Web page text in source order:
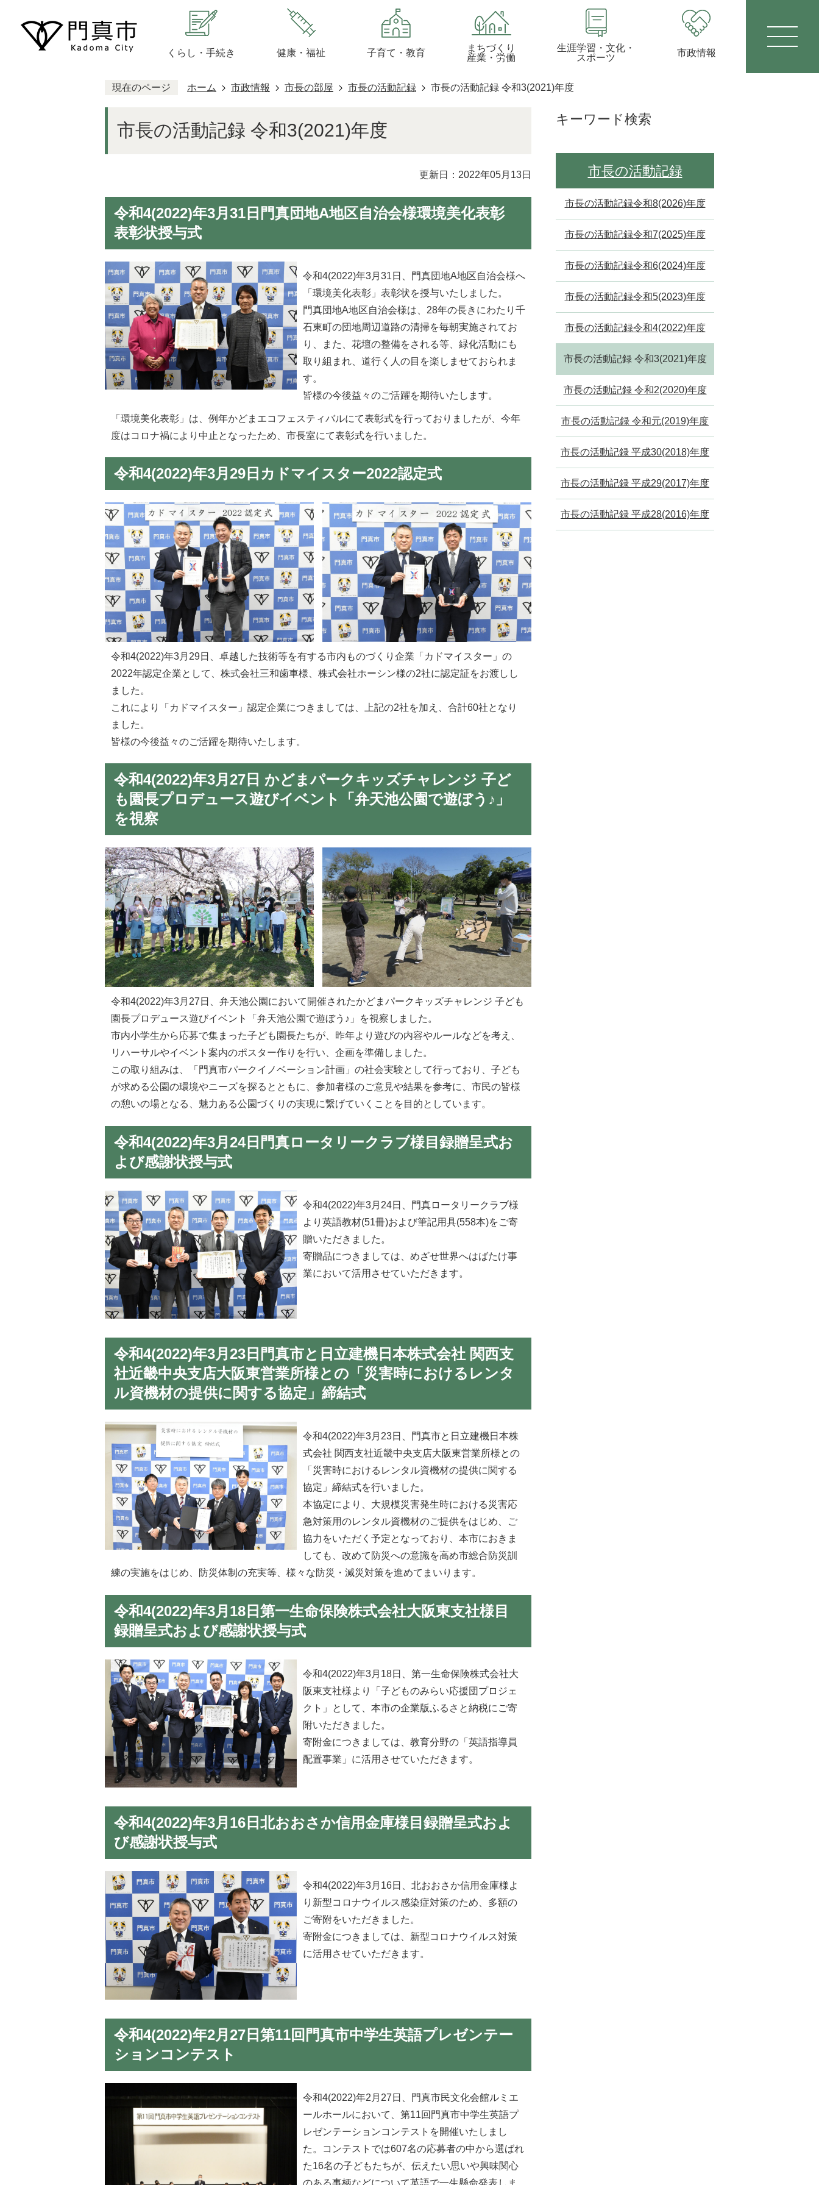
くらし・手続き 健康・福祉 子育て・教育
まちづくり
産業・労働
生涯学習・文化・
スポーツ
市政情報
現在のページ ホーム 市政情報 市長の部屋 市長の活動記録 市長の活動記録 令和3(2021)年度
市長の活動記録 令和3(2021)年度
更新日：2022年05月13日
令和4(2022)年3月31日門真団地A地区自治会様環境美化表彰
表彰状授与式
令和4(2022)年3月31日、門真団地A地区自治会様へ
「環境美化表彰」表彰状を授与いたしました。
門真団地A地区自治会様は、28年の長きにわたり千
石東町の団地周辺道路の清掃を毎朝実施されてお
り、また、花壇の整備をされる等、緑化活動にも
取り組まれ、道行く人の目を楽しませておられま
す。
皆様の今後益々のご活躍を期待いたします。
「環境美化表彰」は、例年かどまエコフェスティバルにて表彰式を行っておりましたが、今年
度はコロナ禍により中止となったため、市長室にて表彰式を行いました。
令和4(2022)年3月29日カドマイスター2022認定式
令和4(2022)年3月29日、卓越した技術等を有する市内ものづくり企業「カドマイスター」の
2022年認定企業として、株式会社三和歯車様、株式会社ホーシン様の2社に認定証をお渡しし
ました。
これにより「カドマイスター」認定企業につきましては、上記の2社を加え、合計60社となり
ました。
皆様の今後益々のご活躍を期待いたします。
令和4(2022)年3月27日 かどまパークキッズチャレンジ 子ど
も園長プロデュース遊びイベント「弁天池公園で遊ぼう♪」
を視察
令和4(2022)年3月27日、弁天池公園において開催されたかどまパークキッズチャレンジ 子ども
園長プロデュース遊びイベント「弁天池公園で遊ぼう♪」を視察しました。
市内小学生から応募で集まった子ども園長たちが、昨年より遊びの内容やルールなどを考え、
リハーサルやイベント案内のポスター作りを行い、企画を準備しました。
この取り組みは、「門真市パークイノベーション計画」の社会実験として行っており、子ども
が求める公園の環境やニーズを探るとともに、参加者様のご意見や結果を参考に、市民の皆様
の憩いの場となる、魅力ある公園づくりの実現に繋げていくことを目的としています。
令和4(2022)年3月24日門真ロータリークラブ様目録贈呈式お
よび感謝状授与式
令和4(2022)年3月24日、門真ロータリークラブ様
より英語教材(51冊)および筆記用具(558本)をご寄
贈いただきました。
寄贈品につきましては、めざせ世界へはばたけ事
業において活用させていただきます。
令和4(2022)年3月23日門真市と日立建機日本株式会社 関西支
社近畿中央支店大阪東営業所様との「災害時におけるレンタ
ル資機材の提供に関する協定」締結式
令和4(2022)年3月23日、門真市と日立建機日本株
式会社 関西支社近畿中央支店大阪東営業所様との
「災害時におけるレンタル資機材の提供に関する
協定」締結式を行いました。
本協定により、大規模災害発生時における災害応
急対策用のレンタル資機材のご提供をはじめ、ご
協力をいただく予定となっており、本市におきま
しても、改めて防災への意識を高め市総合防災訓
練の実施をはじめ、防災体制の充実等、様々な防災・減災対策を進めてまいります。
令和4(2022)年3月18日第一生命保険株式会社大阪東支社様目
録贈呈式および感謝状授与式
令和4(2022)年3月18日、第一生命保険株式会社大
阪東支社様より「子どものみらい応援団プロジェ
クト」として、本市の企業版ふるさと納税にご寄
附いただきました。
寄附金につきましては、教育分野の「英語指導員
配置事業」に活用させていただきます。
令和4(2022)年3月16日北おおさか信用金庫様目録贈呈式およ
び感謝状授与式
令和4(2022)年3月16日、北おおさか信用金庫様よ
り新型コロナウイルス感染症対策のため、多額の
ご寄附をいただきました。
寄附金につきましては、新型コロナウイルス対策
に活用させていただきます。
令和4(2022)年2月27日第11回門真市中学生英語プレゼンテー
ションコンテスト
令和4(2022)年2月27日、門真市民文化会館ルミエ
ールホールにおいて、第11回門真市中学生英語プ
レゼンテーションコンテストを開催いたしまし
た。コンテストでは607名の応募者の中から選ばれ
た16名の子どもたちが、伝えたい思いや興味関心
キーワード検索
市長の活動記録
市長の活動記録令和8(2026)年度
市長の活動記録令和7(2025)年度
市長の活動記録令和6(2024)年度
市長の活動記録令和5(2023)年度
市長の活動記録令和4(2022)年度
市長の活動記録 令和3(2021)年度
市長の活動記録 令和2(2020)年度
市長の活動記録 令和元(2019)年度
市長の活動記録 平成30(2018)年度
市長の活動記録 平成29(2017)年度
市長の活動記録 平成28(2016)年度